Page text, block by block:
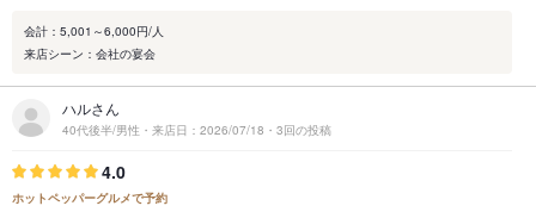
会計：5,001～6,000円/人
来店シーン：会社の宴会
ハルさん
40代後半/男性・来店日：2026/07/18・3回の投稿
4.0
ホットペッパーグルメで予約